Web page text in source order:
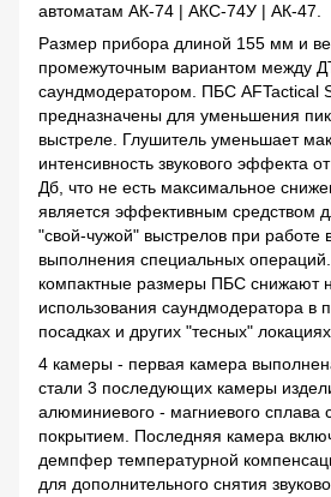
автоматам АК-74 | АКС-74У | АК-47.
Размер прибора длиной 155 мм и
промежуточным вариантом между
саундмодератором. ПБС AFTactical
предназначены для уменьшения
выстреле. Глушитель уменьшает
интенсивность звукового эффекта
Дб, что не есть максимальное
является эффективным средством
"свой-чужой" выстрелов при работе
выполнения специальных
компактные размеры ПБС снижают
использования саундмодератора
посадках и других "тесных" локациях.
4 камеры - первая камера
стали 3 последующих камеры
алюминиевого - магниевого сплава
покрытием. Последняя камера
демпфер температурной
для дополнительного снятия